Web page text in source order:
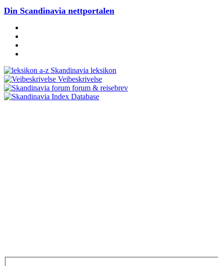
Din Scandinavia nettportalen
Skandinavia leksikon
Veibeskrivelse
forum & reisebrev
Database